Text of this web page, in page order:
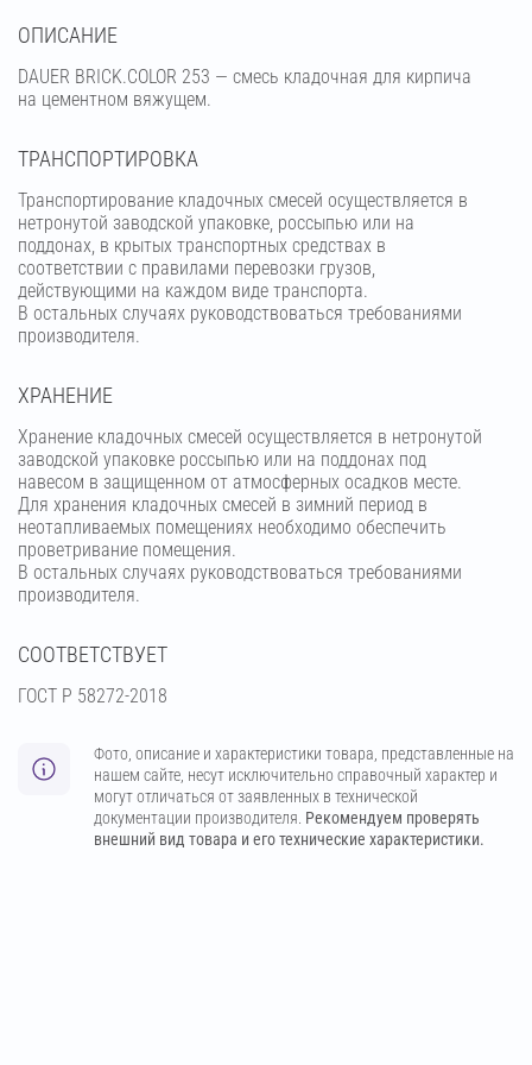
OПИСАНИЕ
DAUER BRICK.COLOR 253 — смесь кладочная для кирпича
на цементном вяжущем.
ТРАНСПОРТИРОВКА
Транспортирование кладочных смесей осуществляется в
нетронутой заводской упаковке, россыпью или на
поддонах, в крытых транспортных средствах в
соответствии с правилами перевозки грузов,
действующими на каждом виде транспорта.
В остальных случаях руководствоваться требованиями
производителя.
ХРАНЕНИЕ
Хранение кладочных смесей осуществляется в нетронутой
заводской упаковке россыпью или на поддонах под
навесом в защищенном от атмосферных осадков месте.
Для хранения кладочных смесей в зимний период в
неотапливаемых помещениях необходимо обеспечить
проветривание помещения.
В остальных случаях руководствоваться требованиями
производителя.
СООТВЕТСТВУЕТ
ГОСТ Р 58272-2018
Фото, описание и характеристики товара, представленные на
нашем сайте, несут исключительно справочный характер и
могут отличаться от заявленных в технической
документации производителя. Рекомендуем проверять
внешний вид товара и его технические характеристики.